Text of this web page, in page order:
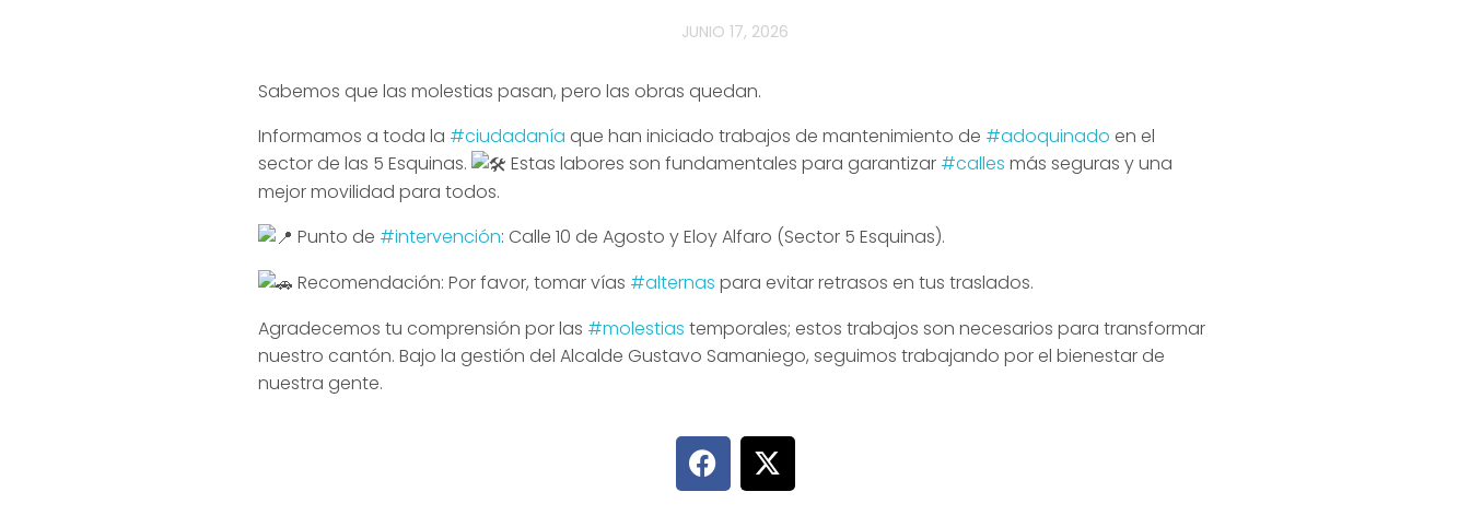
JUNIO 17, 2026
Sabemos que las molestias pasan, pero las obras quedan.
Informamos a toda la #ciudadanía que han iniciado trabajos de mantenimiento de #adoquinado en el
sector de las 5 Esquinas.
Estas labores son fundamentales para garantizar #calles más seguras y una
mejor movilidad para todos.
Punto de #intervención: Calle 10 de Agosto y Eloy Alfaro (Sector 5 Esquinas).
Recomendación: Por favor, tomar vías #alternas para evitar retrasos en tus traslados.
Agradecemos tu comprensión por las #molestias temporales; estos trabajos son necesarios para transformar
nuestro cantón. Bajo la gestión del Alcalde Gustavo Samaniego, seguimos trabajando por el bienestar de
nuestra gente.